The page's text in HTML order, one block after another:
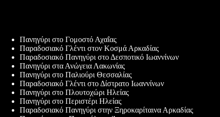
Πανηγύρι στο Γομοστό Αχαΐας
Παραδοσιακό Γλέντι στον Κοσμά Αρκαδίας
Παραδοσιακό Πανηγύρι στο Δεσποτικό Ιωαννίνων
Πανηγύρι στα Ανώγεια Λακωνίας
Πανηγύρι στο Παλιούρι Θεσσαλίας
Παραδοσιακό Γλέντι στο Δίστρατο Ιωαννίνων
Πανηγύρι στο Πλουτοχώρι Ηλείας
Πανηγύρι στο Περιστέρι Ηλείας
Παραδοσιακό Πανηγύρι στην Ξηροκαρίταινα Αρκαδίας